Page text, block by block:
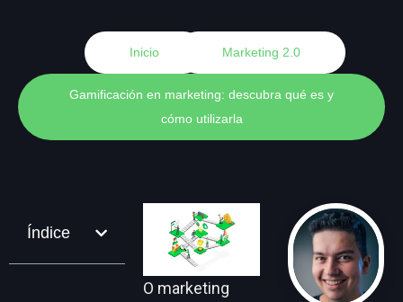
Inicio Marketing 2.0
Gamificación en marketing: descubra qué es y
cómo utilizarla
Índice
O marketing